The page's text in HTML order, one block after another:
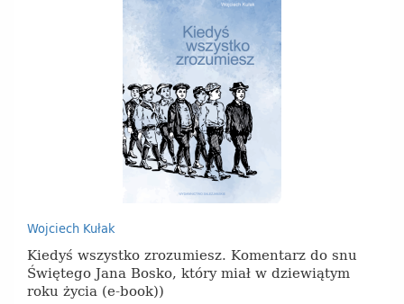
Wojciech Kułak
Kiedyś wszystko zrozumiesz. Komentarz do snu
Świętego Jana Bosko, który miał w dziewiątym
roku życia (e-book))